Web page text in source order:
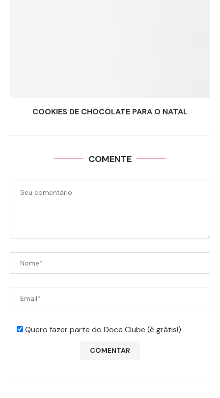
COOKIES DE CHOCOLATE PARA O NATAL
COMENTE
Quero fazer parte do Doce Clube (é grátis!)